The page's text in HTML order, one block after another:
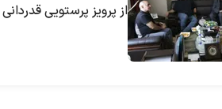
از پرویز پرستویی